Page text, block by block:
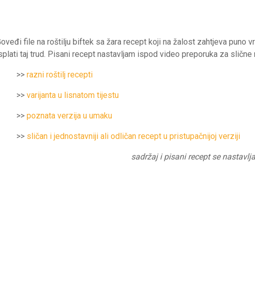
file na roštilju biftek sa žara recept koji na žalost zahtjeva puno
taj trud. Pisani recept nastavljam ispod video preporuka za slične
>> razni roštilj recepti
>> varijanta u lisnatom tijestu
>> poznata verzija u umaku
>> sličan i jednostavniji ali odličan recept u pristupačnijoj verziji
sadržaj i pisani recept se